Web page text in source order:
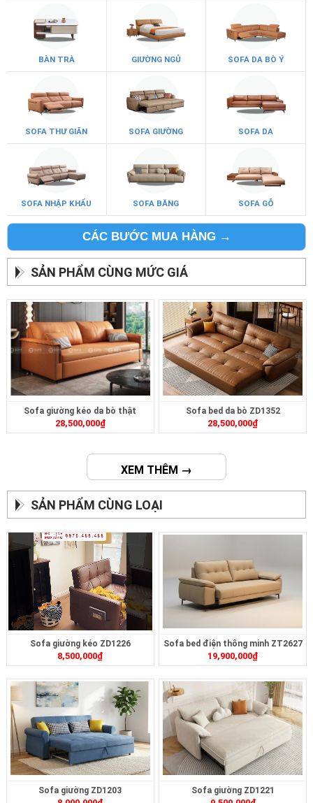
BÀN TRÀ GIƯỜNG NGỦ SOFA DA BÒ Ý
SOFA THƯ GIÃN SOFA GIƯỜNG SOFA DA
SOFA NHẬP KHẨU SOFA BĂNG SOFA GỖ
CÁC BƯỚC MUA HÀNG →
SẢN PHẨM CÙNG MỨC GIÁ
Sofa giường kéo da bò thật
ZD1237
28,500,000₫
Sofa bed da bò ZD1352
28,500,000₫
XEM THÊM →
SẢN PHẨM CÙNG LOẠI
Sofa giường kéo ZD1226
8,500,000₫
Sofa bed điện thông minh ZT2627
19,900,000₫
Sofa giường ZD1203 Sofa giường ZD1221